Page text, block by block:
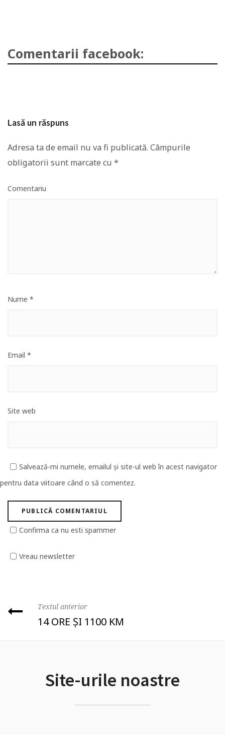
Comentarii facebook:
Lasă un răspuns
Adresa ta de email nu va fi publicată. Câmpurile
obligatorii sunt marcate cu *
Comentariu
Nume *
Email *
Site web
Salvează-mi numele, emailul și site-ul web în acest navigator
pentru data viitoare când o să comentez.
Confirma ca nu esti spammer
Vreau newsletter
Textul anterior
14 ORE ȘI 1100 KM
Site-urile noastre